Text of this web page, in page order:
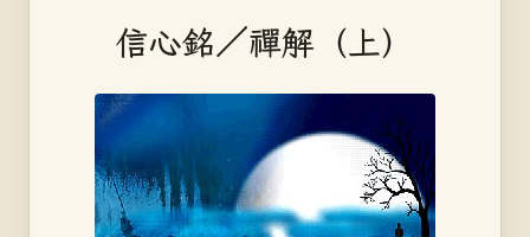
信心銘／禪解（上）